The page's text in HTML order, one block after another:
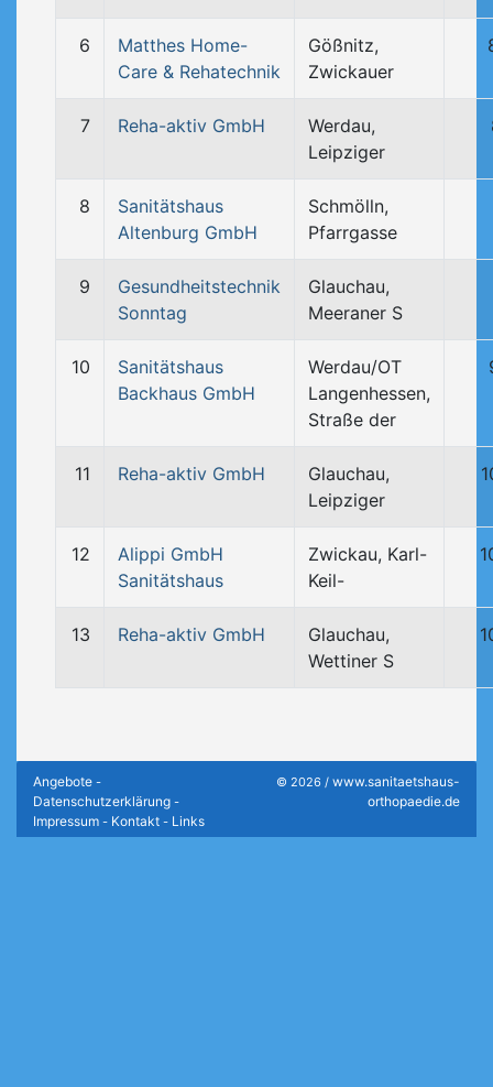
6
Matthes Home-
Care & Rehatechnik
Gößnitz,
Zwickauer
7 Reha-aktiv GmbH
Werdau,
Leipziger
8
Sanitätshaus
Altenburg GmbH
Schmölln,
Pfarrgasse
9
Gesundheitstechnik
Sonntag
Glauchau,
Meeraner S
10
Sanitätshaus
Backhaus GmbH
Werdau/OT
Langenhessen,
Straße der
11 Reha-aktiv GmbH
Glauchau,
Leipziger
12
Alippi GmbH
Sanitätshaus
Zwickau, Karl-
Keil-
13 Reha-aktiv GmbH
Glauchau,
Wettiner S
Angebote -
Datenschutzerklärung -
Impressum - Kontakt - Links
© 2026 / www.sanitaetshaus-
orthopaedie.de